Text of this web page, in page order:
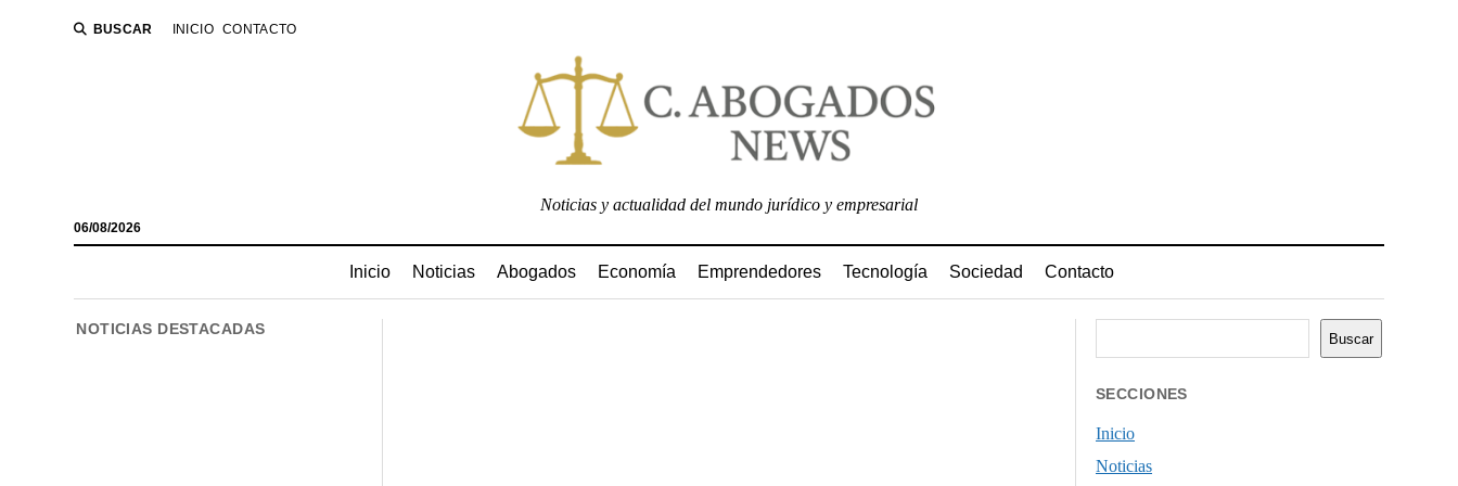
BUSCAR INICIO CONTACTO
06/08/2026
Noticias y actualidad del mundo jurídico y empresarial
Inicio Noticias Abogados Economía Emprendedores Tecnología Sociedad Contacto
NOTICIAS DESTACADAS
Buscar
SECCIONES
Inicio
Noticias